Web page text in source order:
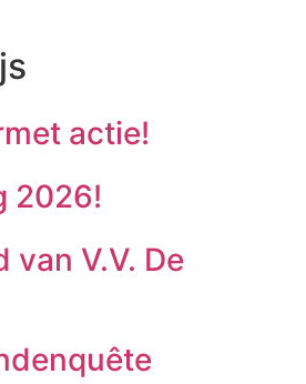
actie!
2026!
van V.V. De